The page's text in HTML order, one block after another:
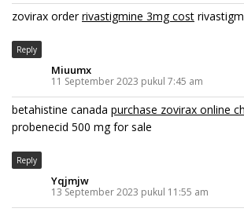
zovirax orderrivastigmine 3mg cost
Reply
Miuumx
11 September 2023 pukul 7:45 am
betahistine canada purchase zovirax online
probenecid 500 mg for sale
Reply
Yqjmjw
13 September 2023 pukul 11:55 am